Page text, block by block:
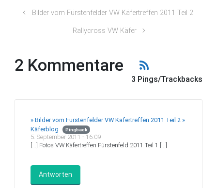
Bilder vom Fürstenfelder VW Käfertreffen 2011 Teil 2
Rallycross VW Käfer
2 Kommentare
3 Pings/Trackbacks
» Bilder vom Fürstenfelder VW Käfertreffen 2011 Teil 2 »
Käferblog
Pingback
5. September 2011 - 16:09
[…] Fotos VW Käfertreffen Fürstenfeld 2011 Teil 1 […]
Antworten